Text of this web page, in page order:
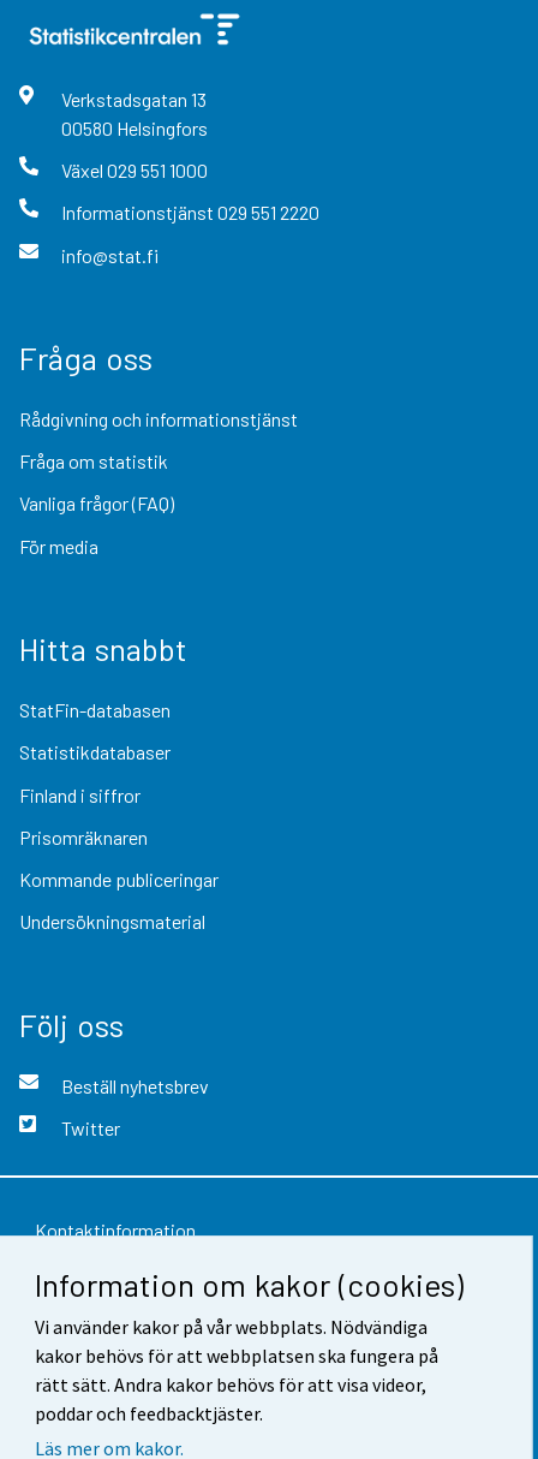
Information om kakor (cookies)
Vi använder kakor på vår webbplats. Nödvändiga
kakor behövs för att webbplatsen ska fungera på
rätt sätt. Andra kakor behövs för att visa videor,
poddar och feedbacktjäster.
Läs mer om kakor.
Verkstadsgatan 13
00580 Helsingfors
Växel 029 551 1000
Informationstjänst 029 551 2220
info@stat.fi
Fråga oss
Rådgivning och informationstjänst
Fråga om statistik
Vanliga frågor (FAQ)
För media
Hitta snabbt
StatFin-databasen
Statistikdatabaser
Finland i siffror
Prisomräknaren
Kommande publiceringar
Undersökningsmaterial
Följ oss
Beställ nyhetsbrev
Twitter
Kontaktinformation
Respons
Användarvillkor
Dataskydd
Tillgänglighet